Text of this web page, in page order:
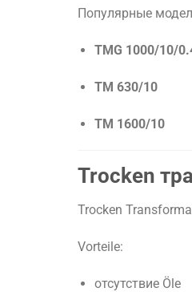
Популярные
TMG 1000/10/
TM 630/10
TM 1600/10
Trocken
Trocken
Vorteile:
отсутствие Öle